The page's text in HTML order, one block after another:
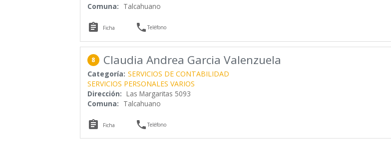
Comuna: Talcahuano
 Ficha Teléfono
8 Claudia Andrea Garcia Valenzuela
Categoría: SERVICIOS DE CONTABILIDAD
SERVICIOS PERSONALES VARIOS
Dirección: Las Margaritas 5093
Comuna: Talcahuano
 Ficha Teléfono